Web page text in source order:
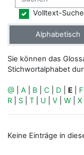
Volltext-Suche
Alphabetisch
Sie können das
Stichwortalphabet
@ A B C D E F
R
S T U V W X
Keine Einträge in